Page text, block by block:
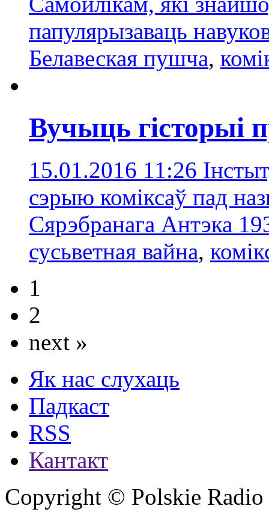
папулярызаваць
Белавеская пушча,
Вучыць гісторыі
15.01.2016 11:26
сэрыю коміксаў пад
Сярэбранага Антэка
сусьветная вайна,
1
2
next »
Як нас слухаць
Падкаст
RSS
Кантакт
Copyright © Polskie